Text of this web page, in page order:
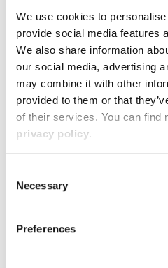
We use cookies to
provide social media features
We also share information
our social media, advertising
may combine it with other
provided to them or that
of their services. You can find
privacy policy.
Selection
Necessary
Preferences
Unterlagen
Geltendmachung der
Components
Kunden des Bestellers
Vorbehaltsware vom
weiterveräußert, so gilt
Kaufpreisforderung nur
Rechnungswertes der
Tooling-Components
Components Hintsteiner
mehr als 10 %, so ist
Hintsteiner GmbH auf